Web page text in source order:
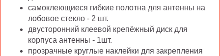
самоклеющиеся гибкие полотна для антенны на
лобовое стекло - 2 шт.
двусторонний клеевой крепёжный диск для
корпуса антенны - 1шт.
прозрачные круглые наклейки для закрепления